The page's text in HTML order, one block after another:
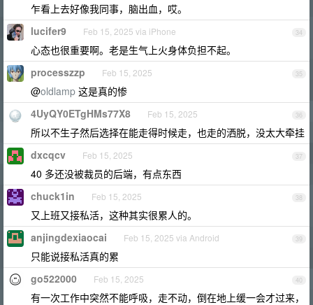
乍看上去好像我同事，脑出血，哎。
34
lucifer9 Feb 15, 2025 via iPhone
心态也很重要啊。老是生气上火身体负担不起。
35
processzzp Feb 15, 2025
@oldlamp 这是真的惨
36
4UyQY0ETgHMs77X8 Feb 15, 2025
所以不生子然后选择在能走得时候走，也走的洒脱，没太大牵挂
37
dxcqcv Feb 15, 2025
40 多还没被裁员的后端，有点东西
38
chuck1in Feb 15, 2025
又上班又接私活，这种其实很累人的。
39
anjingdexiaocai Feb 15, 2025 via Android
只能说接私活真的累
40
go522000 Feb 15, 2025
有一次工作中突然不能呼吸，走不动，倒在地上缓一会才过来，